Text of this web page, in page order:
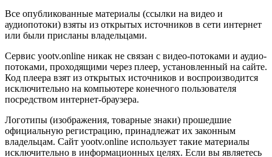
Все опубликованные материалы (ссылки на видео и
аудиопотоки) взяты из открытых источников в сети интернет
или были присланы владельцами.
Сервис yootv.online никак не связан с видео-потоками и аудио-
потоками, проходящими через плеер, установленный на сайте.
Код плеера взят из открытых источников и воспроизводится
исключительно на компьютере конечного пользователя
посредством интернет-браузера.
Логотипы (изображения, товарные знаки) прошедшие
официальную регистрацию, принадлежат их законным
владельцам. Сайт yootv.online использует такие материалы
исключительно в информационных целях. Если вы являетесь